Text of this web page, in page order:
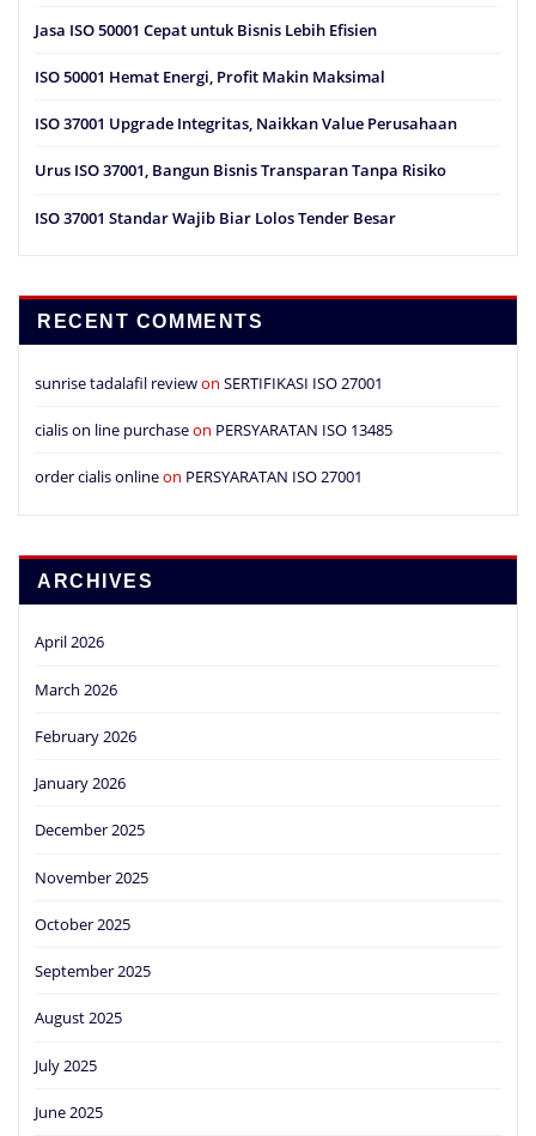
Jasa ISO 50001 Cepat untuk Bisnis Lebih Efisien
ISO 50001 Hemat Energi, Profit Makin Maksimal
ISO 37001 Upgrade Integritas, Naikkan Value Perusahaan
Urus ISO 37001, Bangun Bisnis Transparan Tanpa Risiko
ISO 37001 Standar Wajib Biar Lolos Tender Besar
RECENT COMMENTS
sunrise tadalafil reviewon SERTIFIKASI ISO 27001
cialis on line purchaseon PERSYARATAN ISO 13485
order cialis onlineon PERSYARATAN ISO 27001
ARCHIVES
April 2026
March 2026
February 2026
January 2026
December 2025
November 2025
October 2025
September 2025
August 2025
July 2025
June 2025